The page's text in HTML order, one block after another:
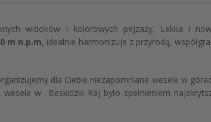
widoków i kolorowych pejzaży. Lekka i
m n.p.m, idealnie harmonizuje z przyrodą,
dla Ciebie niezapomniane wesele w
w Beskidzki Raj było spełnieniem